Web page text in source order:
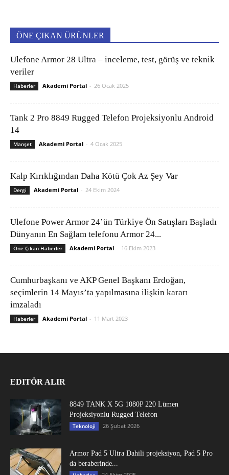
ÖNE ÇIKAN ÜRÜNLER
Ulefone Armor 28 Ultra – inceleme, test, görüş ve teknik
veriler
Haberler Akademi Portal - 26 Ocak 2025
Tank 2 Pro 8849 Rugged Telefon Projeksiyonlu Android
14
Manşet Akademi Portal - 4 Ocak 2025
Kalp Kırıklığından Daha Kötü Çok Az Şey Var
Dergi Akademi Portal - 24 Ekim 2024
Ulefone Power Armor 24’ün Türkiye Ön Satışları Başladı
Dünyanın En Sağlam telefonu Armor 24...
Öne Çıkan Haberler Akademi Portal - 16 Ekim 2023
Cumhurbaşkanı ve AKP Genel Başkanı Erdoğan,
seçimlerin 14 Mayıs’ta yapılmasına ilişkin kararı
imzaladı
Haberler Akademi Portal - 11 Mart 2023
EDITÖR ALIR
8849 TANK X 5G 1080P 220 Lümen
Projeksiyonlu Rugged Telefon
Teknoloji 26 Şubat 2026
Armor Pad 5 Ultra Dahili projeksiyon, Pad 5 Pro
da beraberinde...